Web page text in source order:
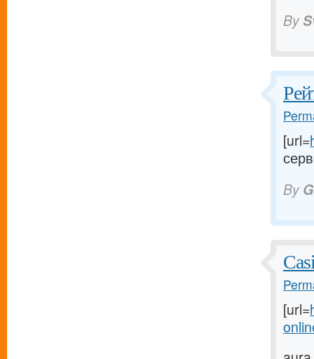
By
[url=
By
[url=